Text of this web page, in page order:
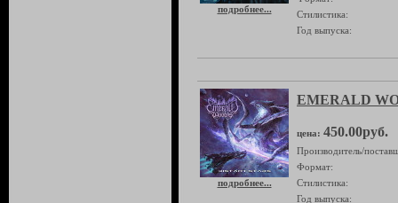
подробнее...
Стилистика:
Год выпуска:
подробнее...
EMERALD
цена: 450.00руб.
Производитель/
Формат:
Стилистика:
Год выпуска: